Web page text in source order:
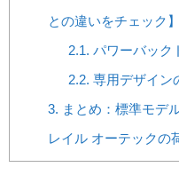
との違いをチェック】
2.1. パワーバック
2.2. 専用デザイン
3. まとめ：標準モデ
レイル オーテックの